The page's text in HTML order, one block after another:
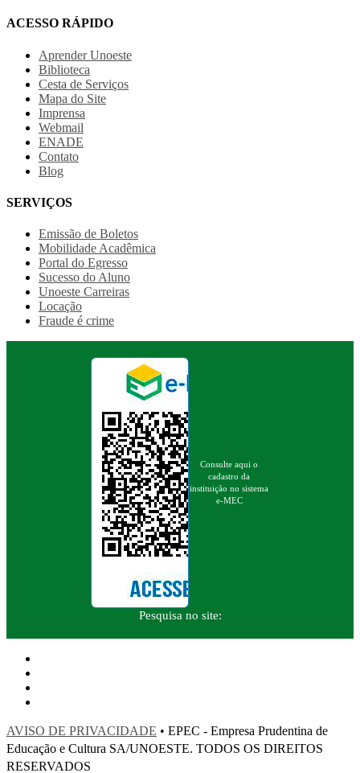
ACESSO RÁPIDO
Aprender Unoeste
Biblioteca
Cesta de Serviços
Mapa do Site
Imprensa
Webmail
ENADE
Contato
Blog
SERVIÇOS
Emissão de Boletos
Mobilidade Acadêmica
Portal do Egresso
Sucesso do Aluno
Unoeste Carreiras
Locação
Fraude é crime
Consulte aqui o
cadastro da
instituição no sistema
e-MEC
Pesquisa no site:
AVISO DE PRIVACIDADE • EPEC - Empresa Prudentina de
Educação e Cultura SA/UNOESTE. TODOS OS DIREITOS
RESERVADOS